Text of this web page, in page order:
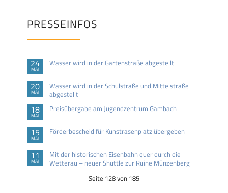
PRESSEINFOS
24
MAI
Wasser wird in der Gartenstraße abgestellt
20
MAI
Wasser wird in der Schulstraße und Mittelstraße
abgestellt
18
MAI
Preisübergabe am Jugendzentrum Gambach
15
MAI
Förderbescheid für Kunstrasenplatz übergeben
11
MAI
Mit der historischen Eisenbahn quer durch die
Wetterau – neuer Shuttle zur Ruine Münzenberg
Seite 128 von 185